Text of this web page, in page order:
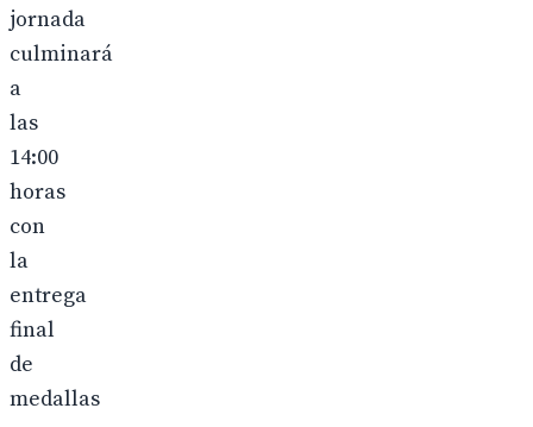
jornada
culminará
a
las
14:00
horas
con
la
entrega
final
de
medallas